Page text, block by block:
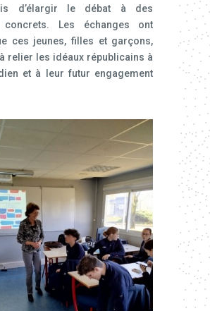
d’élargir le débat à des
concrets. Les échanges ont
ces jeunes, filles et garçons,
relier les idéaux républicains à
et à leur futur engagement